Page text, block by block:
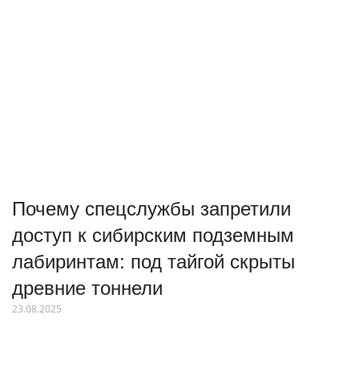
Почему спецслужбы запретили
доступ к сибирским подземным
лабиринтам: под тайгой скрыты
древние тоннели
23.08.2025